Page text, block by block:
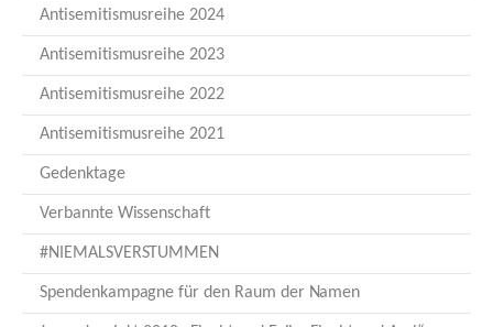
Antisemitismusreihe 2024
Antisemitismusreihe 2023
Antisemitismusreihe 2022
Antisemitismusreihe 2021
Gedenktage
Verbannte Wissenschaft
#NIEMALSVERSTUMMEN
Spendenkampagne für den Raum der Namen